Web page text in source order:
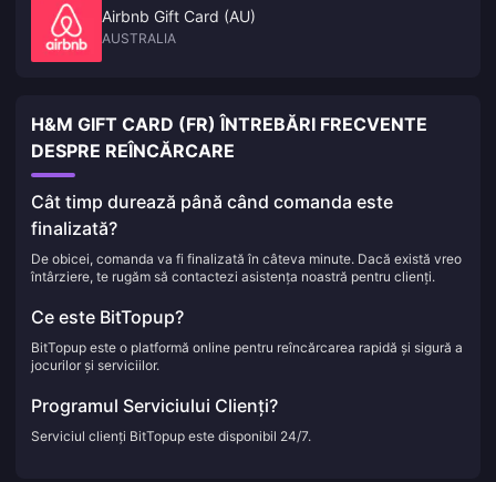
Airbnb Gift Card (AU)
AUSTRALIA
H&M GIFT CARD (FR) ÎNTREBĂRI FRECVENTE
DESPRE REÎNCĂRCARE
Cât timp durează până când comanda este
finalizată?
De obicei, comanda va fi finalizată în câteva minute. Dacă există vreo
întârziere, te rugăm să contactezi asistența noastră pentru clienți.
Ce este BitTopup?
BitTopup este o platformă online pentru reîncărcarea rapidă și sigură a
jocurilor și serviciilor.
Programul Serviciului Clienți?
Serviciul clienți BitTopup este disponibil 24/7.